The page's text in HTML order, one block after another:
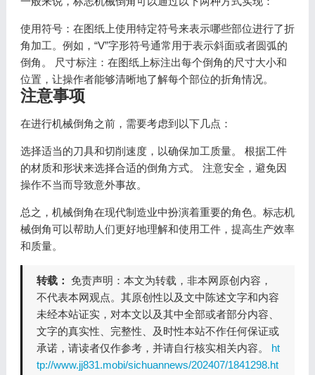
使用符号：在图纸上使用特定符号来表示哪些部位进行了折
角加工。例如，“V”字形符号通常用于表示斜面或者圆弧的
倒角。 尺寸标注：在图纸上标注出每个倒角的尺寸大小和
位置，让操作者能够清晰地了解每个部位的折角情况。
注意事项
在进行机械倒角之前，需要考虑到以下几点：
选择适当的刀具和切削速度，以确保加工质量。 根据工件
的材质和形状来选择合适的倒角方式。 注意安全，避免因
操作不当而导致意外事故。
总之，机械倒角在现代制造业中扮演着重要的角色。标志机
械倒角可以帮助人们更好地理解和使用工件，提高生产效率
和质量。
转载： 免责声明：本文为转载，非本网原创内容，
不代表本网观点。其原创性以及文中陈述文字和内容
未经本站证实，对本文以及其中全部或者部分内容、
文字的真实性、完整性、及时性本站不作任何保证或
承诺，请读者仅作参考，并请自行核实相关内容。 ht
tp://www.jj831.mobi/sichuannews/202407/1841298.ht